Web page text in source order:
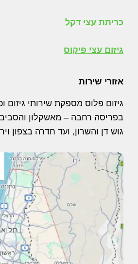
כריתת עצי דקל
גיזום עצי פיקוס
אזורי שירות
גיזום פלוס מספקת שירותי גיזום
בפריסה רחבה – מאשקלון
גוש דן והשרון, ועד חדרה בצפון